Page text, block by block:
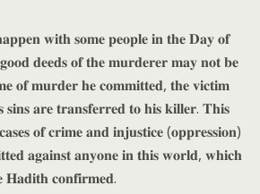
𝐰𝐢𝐭𝐡 𝐬𝐨𝐦𝐞 𝐩𝐞𝐨𝐩𝐥𝐞 𝐢𝐧 𝐭𝐡𝐞 𝐃𝐚𝐲 𝐨𝐟
𝐝𝐞𝐞𝐝𝐬 𝐨𝐟 𝐭𝐡𝐞 𝐦𝐮𝐫𝐝𝐞𝐫𝐞𝐫 𝐦𝐚𝐲 𝐧𝐨𝐭 𝐛𝐞
𝐨𝐟 𝐦𝐮𝐫𝐝𝐞𝐫 𝐡𝐞 𝐜𝐨𝐦𝐦𝐢𝐭𝐭𝐞𝐝, 𝐭𝐡𝐞 𝐯𝐢𝐜𝐭𝐢𝐦
𝐚𝐫𝐞 𝐭𝐫𝐚𝐧𝐬𝐟𝐞𝐫𝐫𝐞𝐝 𝐭𝐨 𝐡𝐢𝐬 𝐤𝐢𝐥𝐥𝐞𝐫. 𝐓𝐡𝐢𝐬
𝐨𝐟 𝐜𝐫𝐢𝐦𝐞 𝐚𝐧𝐝 𝐢𝐧𝐣𝐮𝐬𝐭𝐢𝐜𝐞 (𝐨𝐩𝐩𝐫𝐞𝐬𝐬𝐢𝐨𝐧)
𝐚𝐠𝐚𝐢𝐧𝐬𝐭 𝐚𝐧𝐲𝐨𝐧𝐞 𝐢𝐧 𝐭𝐡𝐢𝐬 𝐰𝐨𝐫𝐥𝐝, 𝐰𝐡𝐢𝐜𝐡
𝐇𝐚𝐝𝐢𝐭𝐡 𝐜𝐨𝐧𝐟𝐢𝐫𝐦𝐞𝐝.